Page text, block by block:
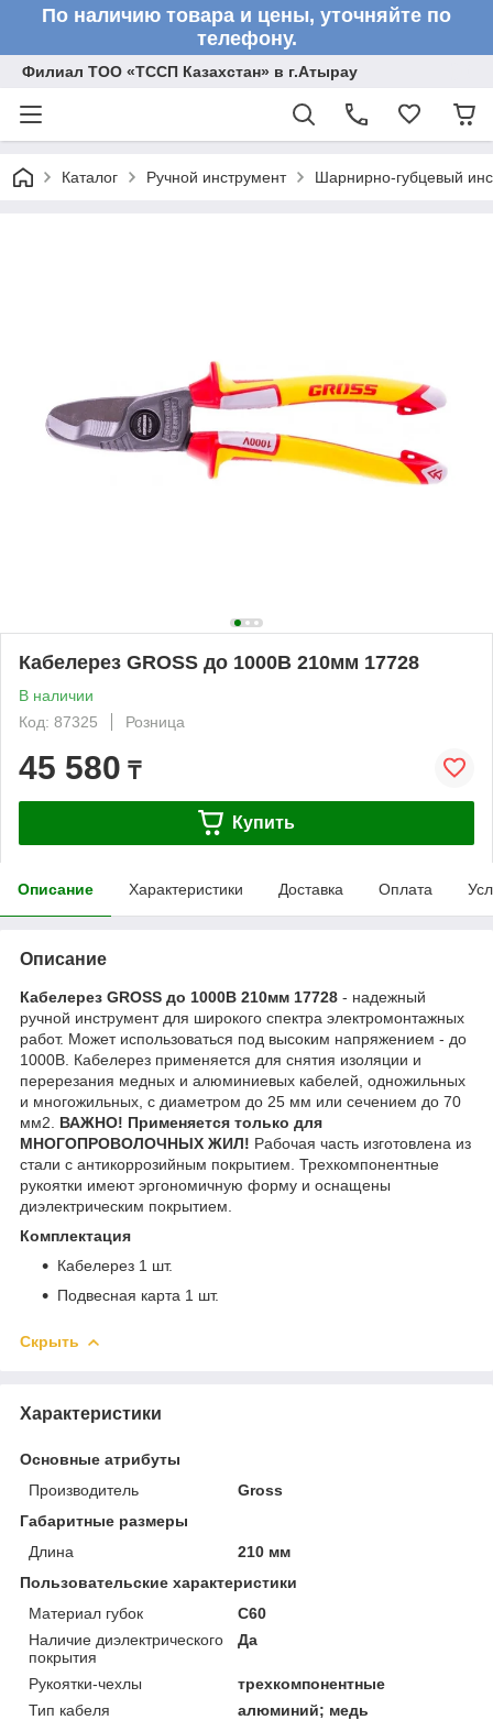
По наличию товара и цены, уточняйте по
телефону.
Филиал ТОО «ТССП Казахстан» в г.Атырау
Каталог Ручной инструмент Шарнирно-губцевый
Кабелерез GROSS до 1000В 210мм 17728
В наличии
Код: 87325
Розница
45 580 ₸
Купить
Описание Характеристики Доставка Оплата
Описание
Кабелерез GROSS до 1000В 210мм 17728 - надежный
ручной инструмент для широкого спектра электромонтажных
работ. Может использоваться под высоким напряжением - до
1000В. Кабелерез применяется для снятия изоляции и
перерезания медных и алюминиевых кабелей, одножильных
и многожильных, с диаметром до 25 мм или сечением до 70
мм2. ВАЖНО! Применяется только для
МНОГОПРОВОЛОЧНЫХ ЖИЛ! Рабочая часть изготовлена из
стали с антикоррозийным покрытием. Трехкомпонентные
рукоятки имеют эргономичную форму и оснащены
диэлектрическим покрытием.
Комплектация
Кабелерез 1 шт.
Подвесная карта 1 шт.
Скрыть
Характеристики
Основные атрибуты
Производитель
Gross
Габаритные размеры
Длина
210 мм
Пользовательские характеристики
Материал губок
C60
Наличие диэлектрического
покрытия
Да
Рукоятки-чехлы
трехкомпонентные
Тип кабеля
алюминий; медь